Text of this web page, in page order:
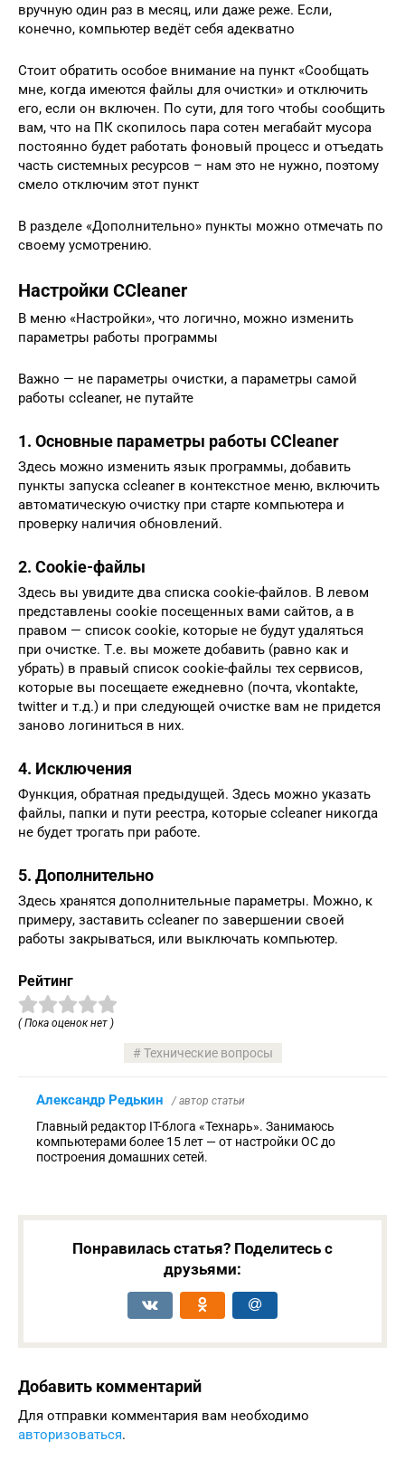
вручную один раз в месяц, или даже реже. Если,
конечно, компьютер ведёт себя адекватно
Стоит обратить особое внимание на пункт «Сообщать
мне, когда имеются файлы для очистки» и отключить
его, если он включен. По сути, для того чтобы сообщить
вам, что на ПК скопилось пара сотен мегабайт мусора
постоянно будет работать фоновый процесс и отъедать
часть системных ресурсов – нам это не нужно, поэтому
смело отключим этот пункт
В разделе «Дополнительно» пункты можно отмечать по
своему усмотрению.
Настройки CCleaner
В меню «Настройки», что логично, можно изменить
параметры работы программы
Важно — не параметры очистки, а параметры самой
работы ccleaner, не путайте
1. Основные параметры работы CCleaner
Здесь можно изменить язык программы, добавить
пункты запуска ccleaner в контекстное меню, включить
автоматическую очистку при старте компьютера и
проверку наличия обновлений.
2. Cookie-файлы
Здесь вы увидите два списка cookie-файлов. В левом
представлены cookie посещенных вами сайтов, а в
правом — список cookie, которые не будут удаляться
при очистке. Т.е. вы можете добавить (равно как и
убрать) в правый список cookie-файлы тех сервисов,
которые вы посещаете ежедневно (почта, vkontakte,
twitter и т.д.) и при следующей очистке вам не придется
заново логиниться в них.
4. Исключения
Функция, обратная предыдущей. Здесь можно указать
файлы, папки и пути реестра, которые ccleaner никогда
не будет трогать при работе.
5. Дополнительно
Здесь хранятся дополнительные параметры. Можно, к
примеру, заставить ccleaner по завершении своей
работы закрываться, или выключать компьютер.
Рейтинг
( Пока оценок нет )
Технические вопросы
Александр Редькин / автор статьи
Главный редактор IT-блога «Технарь». Занимаюсь
компьютерами более 15 лет — от настройки ОС до
построения домашних сетей.
Понравилась статья? Поделитесь с
друзьями:
Добавить комментарий
Для отправки комментария вам необходимо
авторизоваться.